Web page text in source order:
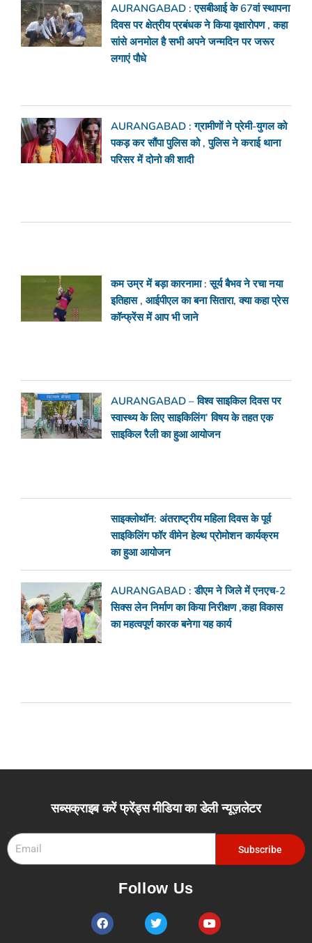
AURANGABAD : एसबीआई के 67वां स्थापना
दिवस पर क्षेत्रीय प्रबंधक ने किया वृक्षारोपण , कहा
सांसे अनमोल है सभी अपने जन्मदिन पर जरूर
लगाएं पौधे
AURANGABAD : ग्रामीणों ने प्रेमी-युगल को
पकड़ कर सौंपा पुलिस को , पुलिस ने कराई थाना
परिसर में दोनो की शादी
कम उम्र में बड़ा कारनामा : सूर्य बैभव ने रचा नया
इतिहास , आईपीएल का बना सितारा, क्या कहा प्रेस
कॉन्फ्रेंस में आप भी जाने
AURANGABAD – विश्व साइकिल दिवस पर
स्वास्थ्य के लिए साइकिलिंग’ विषय के तहत एक
साइकिल रैली का हुआ आयोजन
साइक्लोथॉन: अंतराष्ट्रीय महिला दिवस के पूर्व
साइकिलिंग फॉर वीमेन हेल्थ प्रोमोशन कार्यक्रम
का हुआ आयोजन
AURANGABAD : डीएम ने जिले में एनएच-2
सिक्स लेन निर्माण का किया निरीक्षण ,कहा विकास
का महत्वपूर्ण कारक बनेगा यह कार्य
सब्सक्राइब करें फ्रेंड्स मीडिया का डेली न्यूज़लेटर
Subscribe
Follow Us
F
a
c
T
w
i
Y
o
u